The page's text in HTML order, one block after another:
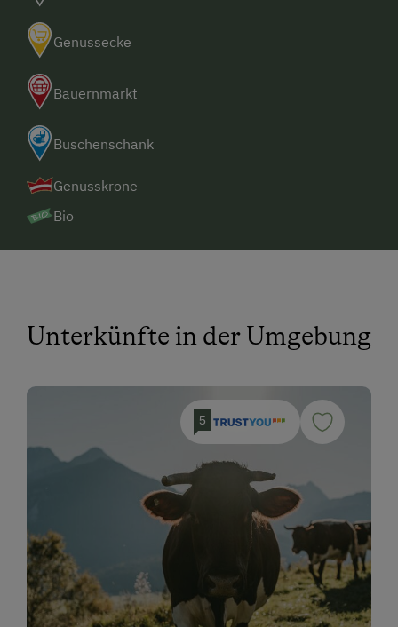
Genussecke
Bauernmarkt
Buschenschank
Genusskrone
Bio
Unterkünfte in der Umgebung
5